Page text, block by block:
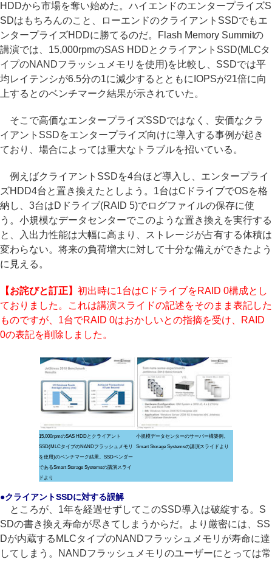
HDDから市場を奪い始めた。ハイエンドのエンタープライズS
SDはもちろんのこと、ローエンドのクライアントSSDでもエ
ンタープライズHDDに勝てるのだ。Flash Memory Summitの
講演では、15,000rpmのSAS HDDとクライアントSSD(MLCタ
イプのNANDフラッシュメモリを使用)を比較し、SSDでは平
均レイテンシが6.5分の1に減少するとともにIOPSが21倍に向
上するとのベンチマーク結果が示されていた。
そこで高価なエンタープライズSSDではなく、安価なクラ
イアントSSDをエンタープライズ向けに導入する事例が起き
ており、場合によっては重大なトラブルを招いている。
例えばクライアントSSDを4台ほど導入し、エンタープライ
ズHDD4台と置き換えたとしよう。1台はCドライブでOSを格
納し、3台はDドライブ(RAID 5)でログファイルの保存に使
う。小規模なデータセンターでこのような置き換えを実行する
と、入出力性能は大幅に高まり、ストレージが占有する体積は
変わらない。将来の負荷増大に対して十分な備えができたよう
に見える。
【お詫びと訂正】 初出時に1台はCドライブをRAID 0構成とし
ておりました。これは講演スライドの記述をそのまま表記した
ものですが、1台でRAID 0はおかしいとの指摘を受け、RAID
0の表記を削除しました。
15,000rpmのSAS HDDとクライアント
SSD(MLCタイプのNANDフラッシュメモリ
を使用)のベンチマーク結果。SSDベンダー
であるSmart Storage Systemsの講演スライ
ドより
小規模データセンターのサーバー構築例。
Smart Storage Systemsの講演スライドより
●クライアントSSDに対する誤解
ところが、1年を経過せずしてこのSSD導入は破綻する。S
SDの書き換え寿命が尽きてしまうからだ。より厳密には、SS
Dが内蔵するMLCタイプのNANDフラッシュメモリが寿命に達
してしまう。NANDフラッシュメモリのユーザーにとっては常